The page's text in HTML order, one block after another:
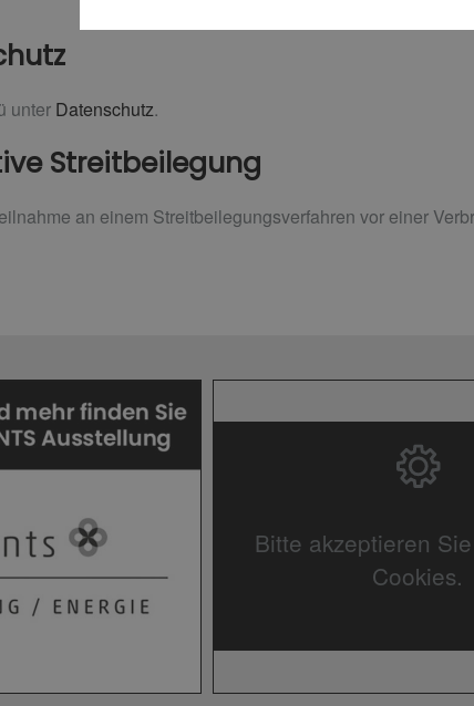
unter Datenschutz.
Streitbeilegung
an einem Streitbeilegungsverfahren vor einer
Bitte akzeptieren
Cookies.